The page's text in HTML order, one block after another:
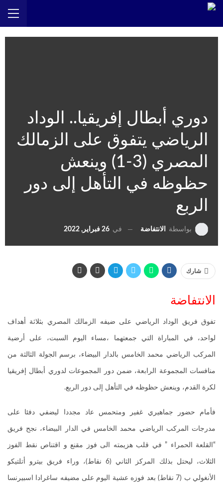
دوري أبطال إفريقيا.. الوداد
الرياضي يتفوق على الزمالك
المصري (3-1) وينعش
حظوظه في التأهل إلى دور
الربع
بواسطة الانتفاضة في 26 فبراير, 2022
شارك
الانتفاضة
تفوق فريق الوداد الرياضي على ضيفه الزمالك المصري بثلاثة أهداف
لواحد، في المباراة التي جمعتهما ،مساء اليوم السبت، على أرضية
المركب الرياضي محمد الخامس بالدار البيضاء، برسم الجولة الثالثة من
منافسات المجموعة الرابعة، ضمن دور المجموعات لدوري أبطال إفريقيا
لكرة القدم، وينعش حظوظه في التأهل إلى دور الربع.
فأمام حضور جماهيري غفير ومتحمس عاد مجددا ليضفي دفئا على
مدرجات المركب الرياضي محمد الخامس في الدار البيضاء، نجح فريق
“القلعة الحمراء ” في قلب هزيمته الى فوز مقنع و اقتناص نقط الفوز
الثلاث، ليحتل بذلك المركز الثاني (6 نقاط)، وراء فريق بيترو أتلتيكو
الأنغولي ب (7 نقاط) بعد فوزه عشية اليوم على مضيفه ساغرادا اسبيرنسا